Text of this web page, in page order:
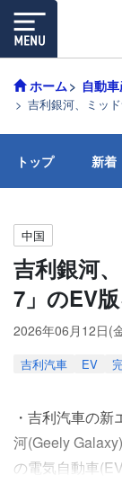
ホーム 自動
吉利銀河、ミッ
トップ 新着
中国
吉利銀河
7」のEV
2026年06月12日(
吉利汽車 EV
・吉利汽車の
河(Geely
の電気自動車